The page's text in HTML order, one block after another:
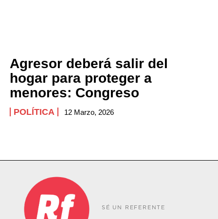
Agresor deberá salir del
hogar para proteger a
menores: Congreso
POLÍTICA 12 Marzo, 2026
SÉ UN REFERENTE